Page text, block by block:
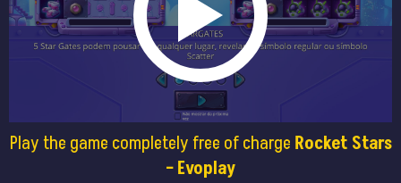
Play the game completely free of charge Rocket Stars
– Evoplay